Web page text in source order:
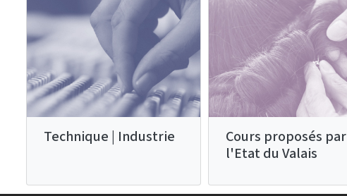
Technique | Industrie
Cours proposés par
l'Etat du Valais